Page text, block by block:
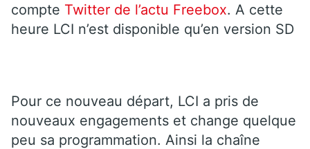
compte Twitter de l’actu Freebox. A cette
heure LCI n’est disponible qu’en version SD
Pour ce nouveau départ, LCI a pris de
nouveaux engagements et change quelque
peu sa programmation. Ainsi la chaîne